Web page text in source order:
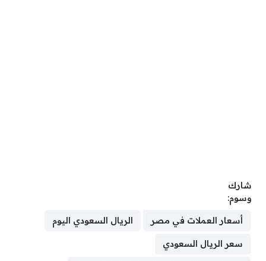
شارك
وسوم:
أسعار العملات في مصر الريال السعودي اليوم
سعر الريال السعودي